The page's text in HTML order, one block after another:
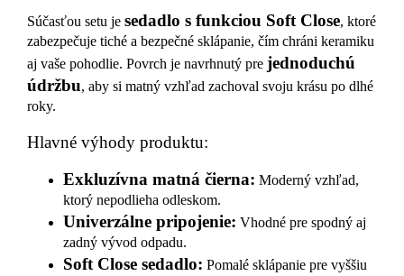
Súčasťou setu je sedadlo s funkciou Soft Close, ktoré
zabezpečuje tiché a bezpečné sklápanie, čím chráni keramiku
aj vaše pohodlie. Povrch je navrhnutý pre jednoduchú
údržbu, aby si matný vzhľad zachoval svoju krásu po dlhé
roky.
Hlavné výhody produktu:
Exkluzívna matná čierna: Moderný vzhľad,
ktorý nepodlieha odleskom.
Univerzálne pripojenie: Vhodné pre spodný aj
zadný vývod odpadu.
Soft Close sedadlo: Pomalé sklápanie pre vyššiu